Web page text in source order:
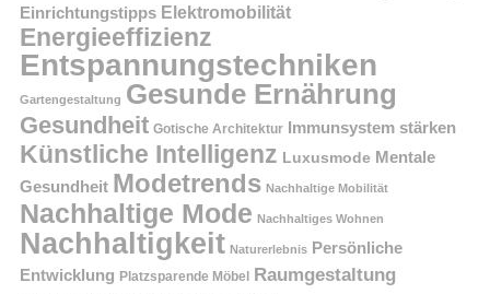
Einrichtungstipps Elektromobilität
Energieeffizienz
Entspannungstechniken
Gartengestaltung Gesunde Ernährung
Gesundheit Gotische Architektur Immunsystem stärken
Künstliche Intelligenz Luxusmode Mentale
Gesundheit Modetrends Nachhaltige Mobilität
Nachhaltige Mode Nachhaltiges Wohnen
Nachhaltigkeit Naturerlebnis Persönliche
Entwicklung Platzsparende Möbel Raumgestaltung